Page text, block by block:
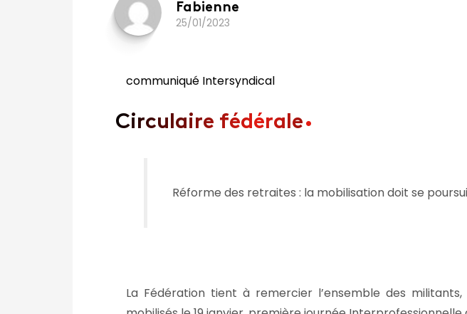
Fabienne
25/01/2023
communiqué Intersyndical
Circulaire fédérale
Réforme des retraites : la mobilisation doit se
La Fédération tient à remercier l’ensemble des